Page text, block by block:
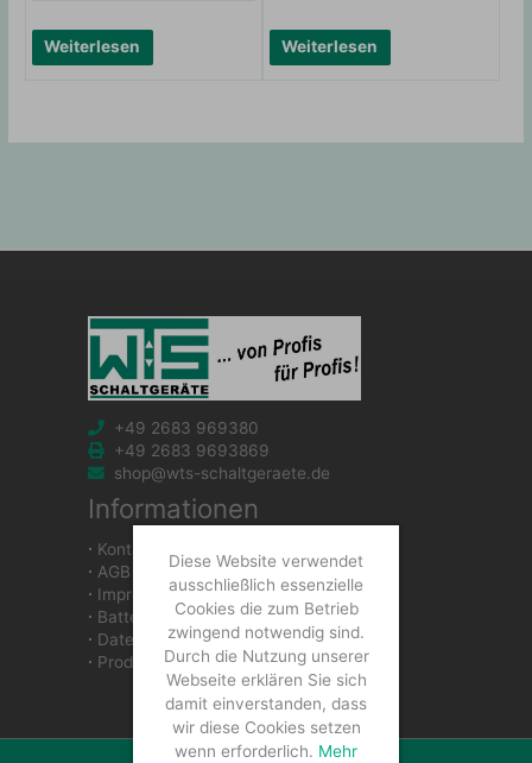
Weiterlesen Weiterlesen
+49 2683 969380
+49 2683 9693869
shop@wts-schaltgeraete.de
Informationen
∙ Kontakt
∙ AGB
∙ Impressum
∙ Batteriegesetzhinweise
∙ Datenschutzerklärung
∙ Produkte
Diese Website verwendet
ausschließlich essenzielle
Cookies die zum Betrieb
zwingend notwendig sind.
Durch die Nutzung unserer
Webseite erklären Sie sich
damit einverstanden, dass
wir diese Cookies setzen
wenn erforderlich. Mehr